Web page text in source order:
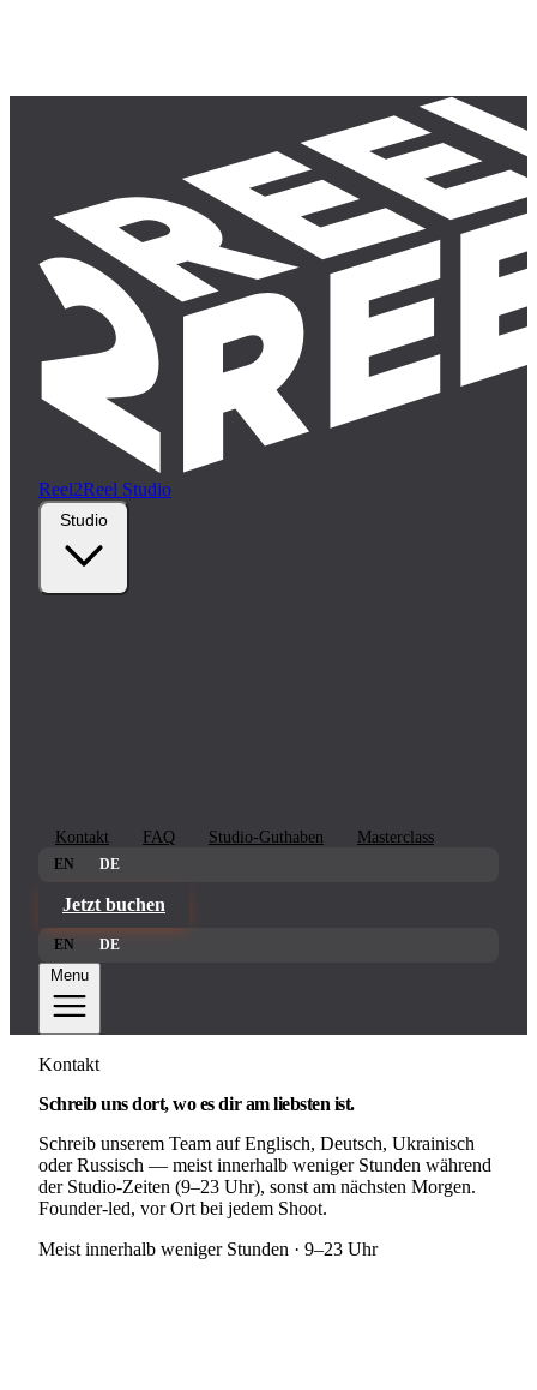
Reel2Reel Studio
Kontakt FAQ Studio-Guthaben Masterclass
EN DE
Jetzt buchen
EN DE
Menu
Kontakt
Schreib uns dort, wo es dir am liebsten ist.
Schreib unserem Team auf Englisch, Deutsch, Ukrainisch
oder Russisch — meist innerhalb weniger Stunden während
der Studio-Zeiten (9–23 Uhr), sonst am nächsten Morgen.
Founder-led, vor Ort bei jedem Shoot.
Meist innerhalb weniger Stunden · 9–23 Uhr